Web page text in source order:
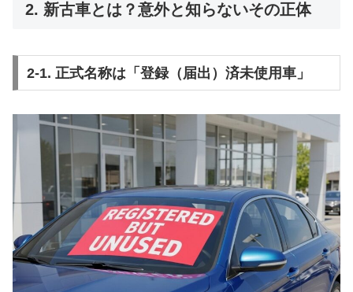
2. 新古車とは？意外と知らないその正体
2-1. 正式名称は「登録（届出）済未使用車」